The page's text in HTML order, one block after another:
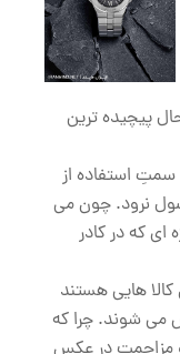
پیچیده ترین
استفاده از
نرود. چون می
که در کادر
هایی هستند
می شوند. چرا که